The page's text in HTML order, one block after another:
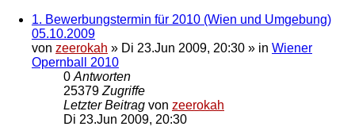
1. Bewerbungstermin für 2010 (Wien und Umgebung)
05.10.2009
von zeerokah » Di 23.Jun 2009, 20:30 » in Wiener
Opernball 2010
0 Antworten
25379 Zugriffe
Letzter Beitrag von zeerokah
Di 23.Jun 2009, 20:30